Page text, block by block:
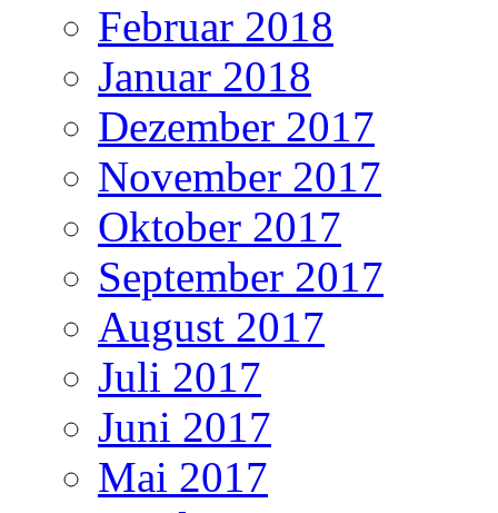
Februar 2018
Januar 2018
Dezember 2017
November 2017
Oktober 2017
September 2017
August 2017
Juli 2017
Juni 2017
Mai 2017